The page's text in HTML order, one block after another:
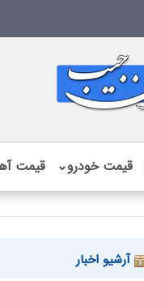
قیمت خودرو⌄ قیمت
آرشیو اخبار